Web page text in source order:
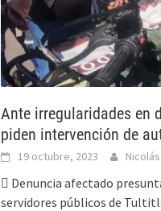
Ante irregularidades en
piden intervención de
19 octubre, 2023
 Denuncia afectado
servidores públicos de